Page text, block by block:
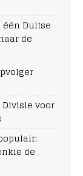
Duitse
de
voor
de